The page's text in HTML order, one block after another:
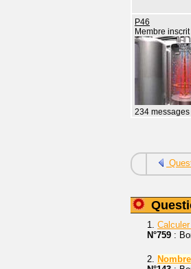
P46
Membre inscrit
234 messages
1. Calculer
N°759 :
2. Nombre